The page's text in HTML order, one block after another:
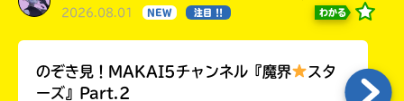
2026.08.01 NEW 注目 !! わかる
のぞき見！MAKAI5チャンネル『魔界
スタ
ーズ』Part.2